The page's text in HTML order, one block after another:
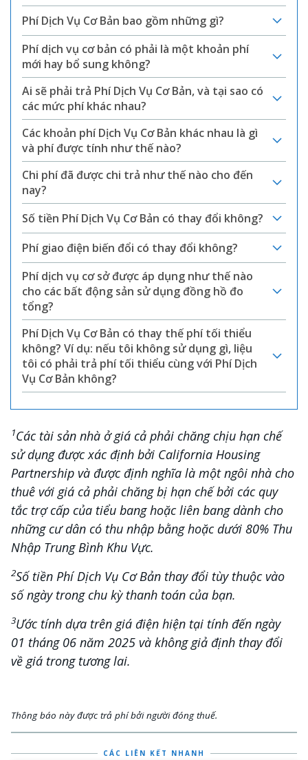
Phí Dịch Vụ Cơ Bản bao gồm những gì?
Phí dịch vụ cơ bản có phải là một khoản phí
mới hay bổ sung không?
Ai sẽ phải trả Phí Dịch Vụ Cơ Bản, và tại sao có
các mức phí khác nhau?
Các khoản phí Dịch Vụ Cơ Bản khác nhau là gì
và phí được tính như thế nào?
Chi phí đã được chi trả như thế nào cho đến
nay?
Số tiền Phí Dịch Vụ Cơ Bản có thay đổi không?
Phí giao điện biến đổi có thay đổi không?
Phí dịch vụ cơ sở được áp dụng như thế nào
cho các bất động sản sử dụng đồng hồ đo
tổng?
Phí Dịch Vụ Cơ Bản có thay thế phí tối thiểu
không? Ví dụ: nếu tôi không sử dụng gì, liệu
tôi có phải trả phí tối thiểu cùng với Phí Dịch
Vụ Cơ Bản không?
1Các tài sản nhà ở giá cả phải chăng chịu hạn chế
sử dụng được xác định bởi California Housing
Partnership và được định nghĩa là một ngôi nhà cho
thuê với giá cả phải chăng bị hạn chế bởi các quy
tắc trợ cấp của tiểu bang hoặc liên bang dành cho
những cư dân có thu nhập bằng hoặc dưới 80% Thu
Nhập Trung Bình Khu Vực.
2Số tiền Phí Dịch Vụ Cơ Bản thay đổi tùy thuộc vào
số ngày trong chu kỳ thanh toán của bạn.
3Ước tính dựa trên giá điện hiện tại tính đến ngày
01 tháng 06 năm 2025 và không giả định thay đổi
về giá trong tương lai.
Thông báo này được trả phí bởi người đóng thuế.
CÁC LIÊN KẾT NHANH